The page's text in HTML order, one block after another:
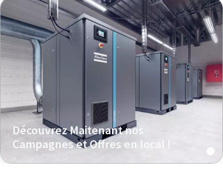
Découvrez Maitenant nos
Campagnes et Offres en local !